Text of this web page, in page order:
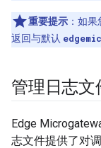
重要提示 ：如
返回与默认
管理日志文
Edge
志文件提供了对